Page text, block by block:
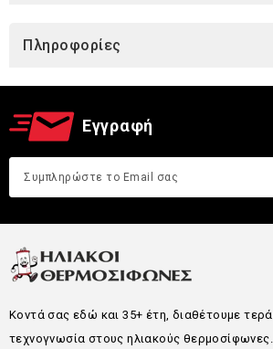
Πληροφορίες
Εγγραφή
Κοντά σας εδώ και 35+ έτη, διαθέτουμε
τεχνογνωσία στους ηλιακούς θερμοσίφωνες.